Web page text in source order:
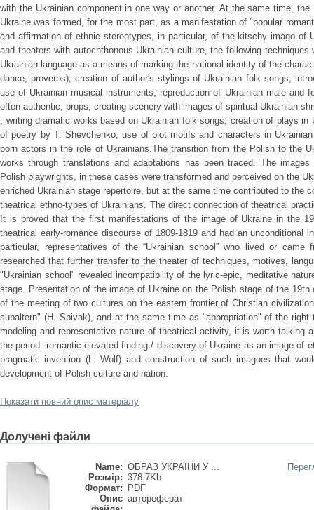
with the Ukrainian component in one way or another. At the same time,
Ukraine was formed, for the most part, as a manifestation of "popular
and affirmation of ethnic stereotypes, in particular, of the kitschy imago of
and theaters with autochthonous Ukrainian culture, the following
Ukrainian language as a means of marking the national identity of the
dance, proverbs); creation of author's stylings of Ukrainian folk songs;
use of Ukrainian musical instruments; reproduction of Ukrainian male and
often authentic, props; creating scenery with images of spiritual Ukrainian
; writing dramatic works based on Ukrainian folk songs; creation of plays in
of poetry by T. Shevchenko; use of plot motifs and characters in
born actors in the role of Ukrainians.The transition from the Polish to the
works through translations and adaptations has been traced. The
Polish playwrights, in these cases were transformed and perceived on the
enriched Ukrainian stage repertoire, but at the same time contributed to the
theatrical ethno-types of Ukrainians. The direct connection of theatrical
It is proved that the first manifestations of the image of Ukraine in the
theatrical early-romance discourse of 1809-1819 and had an unconditional
particular, representatives of the “Ukrainian school” who lived or came
researched that further transfer to the theater of techniques, motives,
"Ukrainian school" revealed incompatibility of the lyric-epic, meditative
stage. Presentation of the image of Ukraine on the Polish stage of the
of the meeting of two cultures on the eastern frontier of Christian
subaltern" (H. Spivak), and at the same time as "appropriation" of the
modeling and representative nature of theatrical activity, it is worth talking
the period: romantic-elevated finding / discovery of Ukraine as an image of
pragmatic invention (L. Wolf) and construction of such imagoes that
development of Polish culture and nation.
Показати повний опис матеріалу
Долучені файли
Name: ОБРАЗ УКРАЇНИ У ...
Розмір: 378.7Kb
Формат:
PDF
Опис автореферат